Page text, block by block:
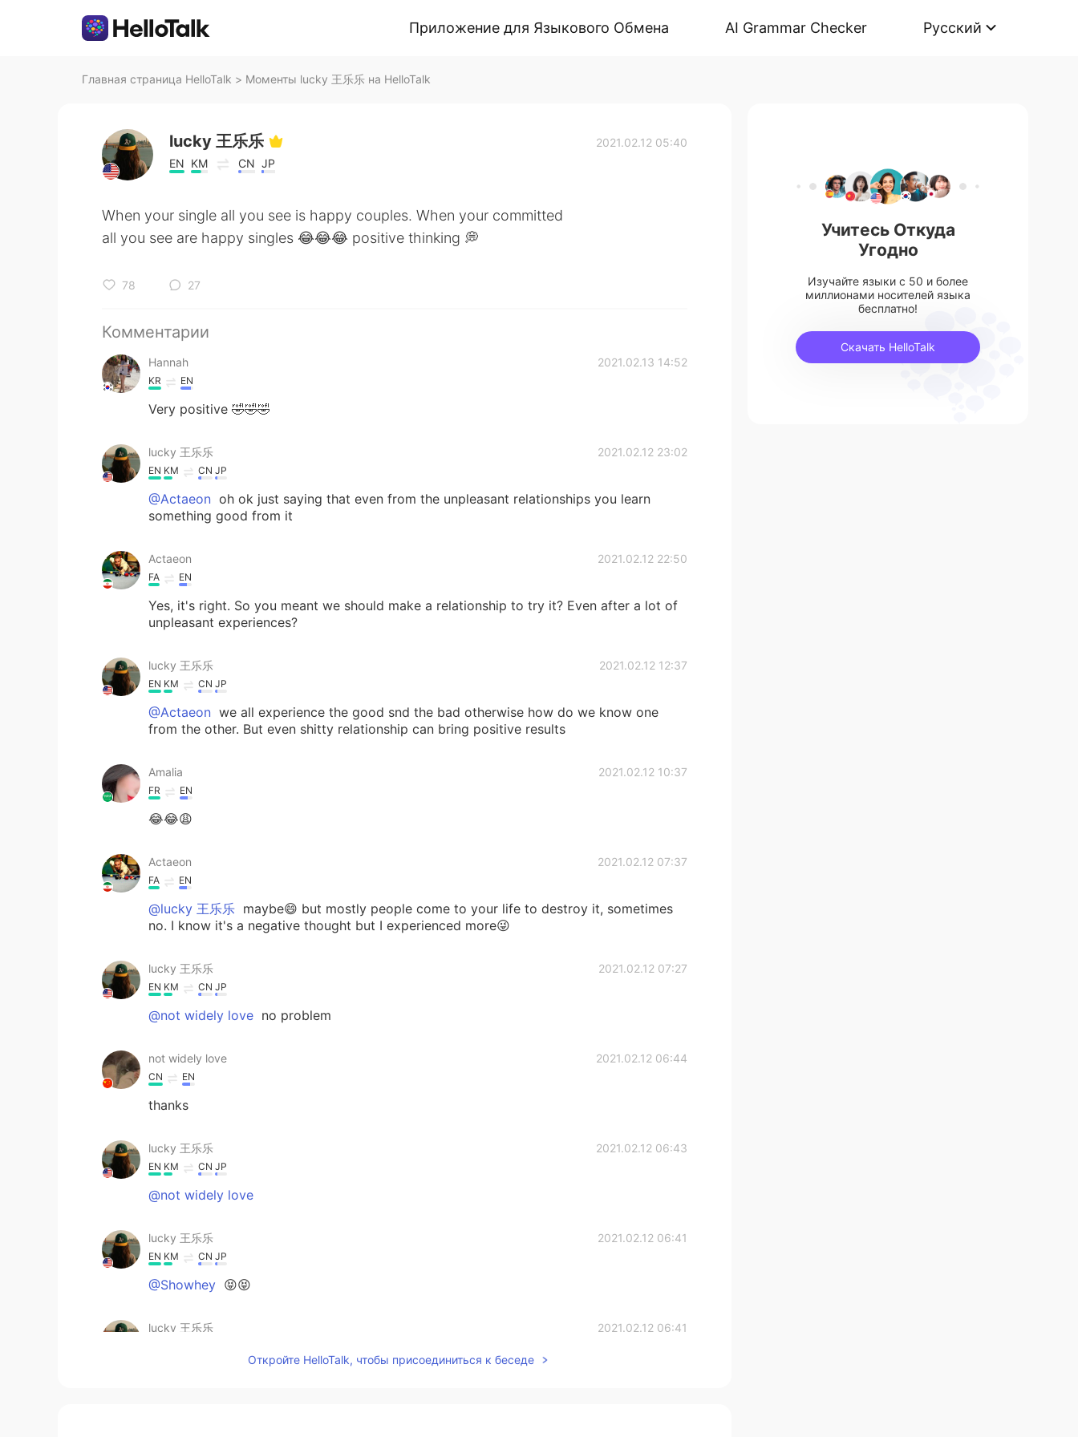
Приложение для Языкового Обмена AI Grammar Checker Русский
Главная страница HelloTalk > Моменты lucky 王乐乐 на HelloTalk
lucky 王乐乐
EN KM CN JP
2021.02.12 05:40
When your single all you see is happy couples. When your committed
all you see are happy singles 😂😂😂 positive thinking 💭
78 27
Комментарии
Hannah 2021.02.13 14:52
KR EN
Very positive 🤣🤣🤣
lucky 王乐乐 2021.02.12 23:02
EN KM CN JP
@Actaeon oh ok just saying that even from the unpleasant relationships you learn
something good from it
Actaeon 2021.02.12 22:50
FA EN
Yes, it's right. So you meant we should make a relationship to try it? Even after a lot of
unpleasant experiences?
lucky 王乐乐 2021.02.12 12:37
EN KM CN JP
@Actaeon we all experience the good snd the bad otherwise how do we know one
from the other. But even shitty relationship can bring positive results
Amalia 2021.02.12 10:37
FR EN
😂😂😩
Actaeon 2021.02.12 07:37
FA EN
@lucky 王乐乐 maybe😄 but mostly people come to your life to destroy it, sometimes
no. I know it's a negative thought but I experienced more😜
lucky 王乐乐 2021.02.12 07:27
EN KM CN JP
@not widely love no problem
not widely love 2021.02.12 06:44
CN EN
thanks
lucky 王乐乐 2021.02.12 06:43
EN KM CN JP
@not widely love
lucky 王乐乐 2021.02.12 06:41
EN KM CN JP
@Showhey 😝😝
lucky 王乐乐 2021.02.12 06:41
Откройте HelloTalk, чтобы присоединиться к беседе
Учитесь Откуда
Угодно
Изучайте языки с 50 и более
миллионами носителей языка
бесплатно!
Скачать HelloTalk